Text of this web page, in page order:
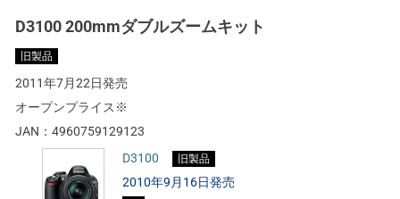
D3100 200mmダブルズームキット
旧製品
2011年7月22日発売
オープンプライス※
JAN： 4960759129123
D3100
旧製品
2010年9月16日発売